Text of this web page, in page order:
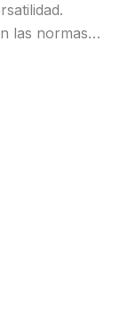
las normas
y GB. Por lo
de 22 °C, 25 °C